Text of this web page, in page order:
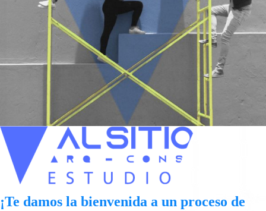
¡Te damos la bienvenida a un proceso de